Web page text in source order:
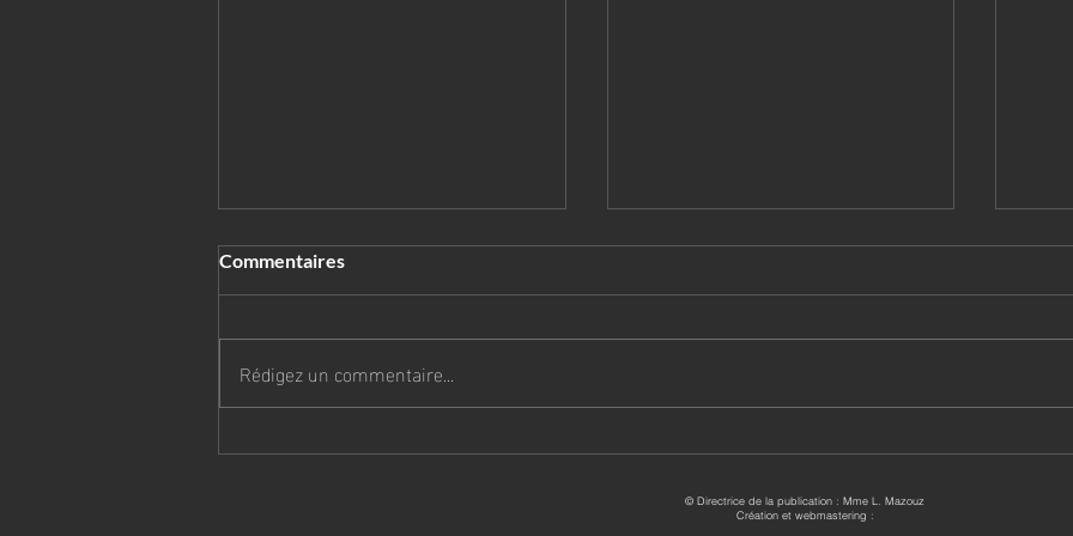
Bientôt la rentrée!
Commentaires
Rédigez un commentaire...
© Directrice de la publication : Mme L. Mazouz
Création et webmastering :